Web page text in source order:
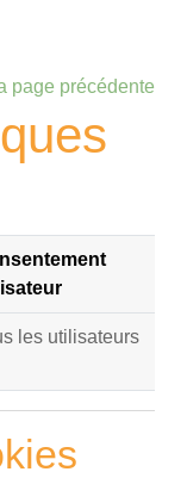
page précédente
les utilisateurs